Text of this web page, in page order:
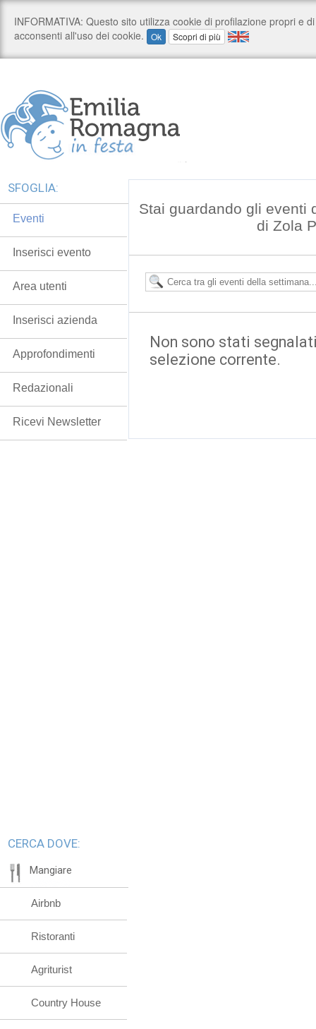
Stai guardando gli eventi
di Zola
Non sono stati
selezione corrente.
SFOGLIA:
Eventi
Inserisci evento
Area utenti
Inserisci azienda
Approfondimenti
Redazionali
Ricevi Newsletter
CERCA DOVE:
Mangiare
Airbnb
Ristoranti
Agriturist
Country House